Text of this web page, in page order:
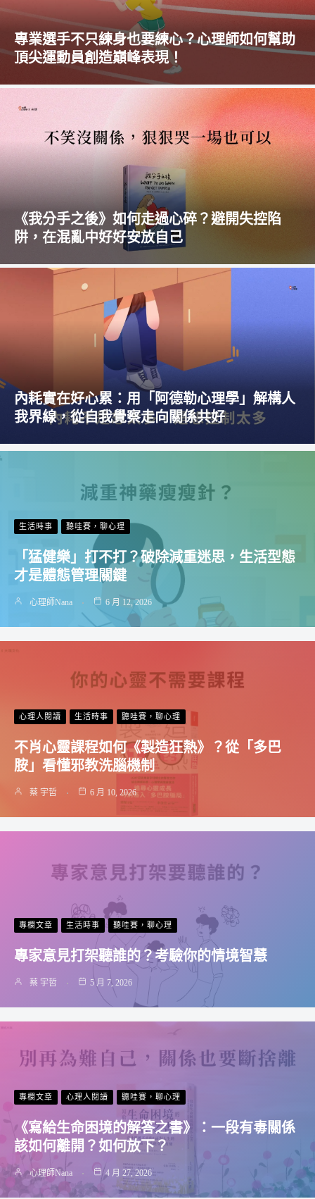
專業選手不只練身也要練心？心理師如何幫助
頂尖運動員創造巔峰表現！
《我分手之後》如何走過心碎？避開失控陷
阱，在混亂中好好安放自己
內耗實在好心累：用「阿德勒心理學」解構人
我界線，從自我覺察走向關係共好
生活時事 聽哇賽，聊心理
「猛健樂」打不打？破除減重迷思，生活型態
才是體態管理關鍵
心理師Nana 6 月 12, 2026
心理人閱讀 生活時事 聽哇賽，聊心理
不肖心靈課程如何《製造狂熱》？從「多巴
胺」看懂邪教洗腦機制
蔡 宇哲 6 月 10, 2026
專欄文章 生活時事 聽哇賽，聊心理
專家意見打架聽誰的？考驗你的情境智慧
蔡 宇哲 5 月 7, 2026
專欄文章 心理人閱讀 聽哇賽，聊心理
《寫給生命困境的解答之書》：一段有毒關係
該如何離開？如何放下？
心理師Nana 4 月 27, 2026